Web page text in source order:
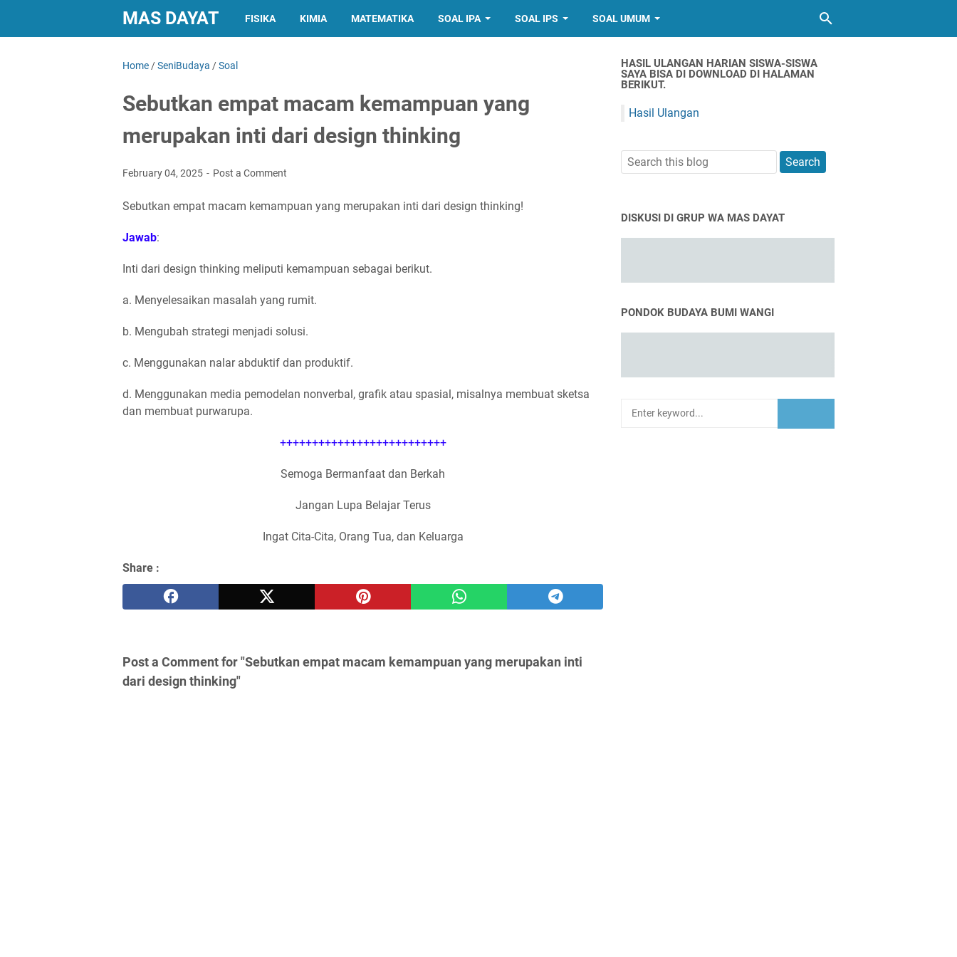
MAS DAYAT FISIKA KIMIA MATEMATIKA SOAL IPA SOAL IPS SOAL UMUM
Home /SeniBudaya /Soal
Sebutkan empat macam kemampuan yang
merupakan inti dari design thinking
February 04, 2025 Post a Comment
Sebutkan empat macam kemampuan yang merupakan inti dari design thinking!
Jawab:
Inti dari design thinking meliputi kemampuan sebagai berikut.
a. Menyelesaikan masalah yang rumit.
b. Mengubah strategi menjadi solusi.
c. Menggunakan nalar abduktif dan produktif.
d. Menggunakan media pemodelan nonverbal, grafik atau spasial, misalnya membuat sketsa
dan membuat purwarupa.
++++++++++++++++++++++++++
Semoga Bermanfaat dan Berkah
Jangan Lupa Belajar Terus
Ingat Cita-Cita, Orang Tua, dan Keluarga
Share :
Post a Comment for "Sebutkan empat macam kemampuan yang merupakan inti
dari design thinking"
HASIL ULANGAN HARIAN SISWA-SISWA
SAYA BISA DI DOWNLOAD DI HALAMAN
BERIKUT.
Hasil Ulangan
DISKUSI DI GRUP WA MAS DAYAT
PONDOK BUDAYA BUMI WANGI